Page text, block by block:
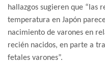
hallazgos sugieren que “las
temperatura en Japón
nacimiento de varones en
recién nacidos, en parte a
fetales varones”.